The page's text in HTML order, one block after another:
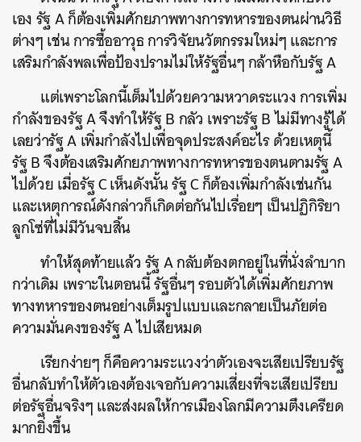
เอง รัฐ A ก็ต้องเพิ่มศักยภาพทางการทหารของตนผ่านวิธี
ต่างๆ เช่น การซื้ออาวุธ การวิจัยนวัตกรรมใหม่ๆ และการ
เสริมกำลังพลเพื่อป้องปรามไม่ให้รัฐอื่นๆ กล้าหือกับรัฐ A
แต่เพราะโลกนี้เต็มไปด้วยความหวาดระแวง การเพิ่ม
กำลังของรัฐ A จึงทำให้รัฐ B กลัว เพราะรัฐ B ไม่มีทางรู้ได้
เลยว่ารัฐ A เพิ่มกำลังไปเพื่อจุดประสงค์อะไร ด้วยเหตุนี้
รัฐ B จึงต้องเสริมศักยภาพทางการทหารของตนตามรัฐ A
ไปด้วย เมื่อรัฐ C เห็นดังนั้น รัฐ C ก็ต้องเพิ่มกำลังเช่นกัน
และเหตุการณ์ดังกล่าวก็เกิดต่อกันไปเรื่อยๆ เป็นปฏิกิริยา
ลูกโซ่ที่ไม่มีวันจบสิ้น
ทำให้สุดท้ายแล้ว รัฐ A กลับต้องตกอยู่ในที่นั่งลำบาก
กว่าเดิม เพราะในตอนนี้ รัฐอื่นๆ รอบตัวได้เพิ่มศักยภาพ
ทางทหารของตนอย่างเต็มรูปแบบและกลายเป็นภัยต่อ
ความมั่นคงของรัฐ A ไปเสียหมด
เรียกง่ายๆ ก็คือความระแวงว่าตัวเองจะเสียเปรียบรัฐ
อื่นกลับทำให้ตัวเองต้องเจอกับความเสี่ยงที่จะเสียเปรียบ
ต่อรัฐอื่นจริงๆ และส่งผลให้การเมืองโลกมีความตึงเครียด
มากยิ่งขึ้น
ค้นหา
SHARE TWEET LINE EMAIL